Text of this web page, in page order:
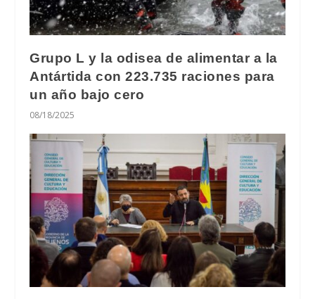
Grupo L y la odisea de alimentar a la
Antártida con 223.735 raciones para
un año bajo cero
08/18/2025